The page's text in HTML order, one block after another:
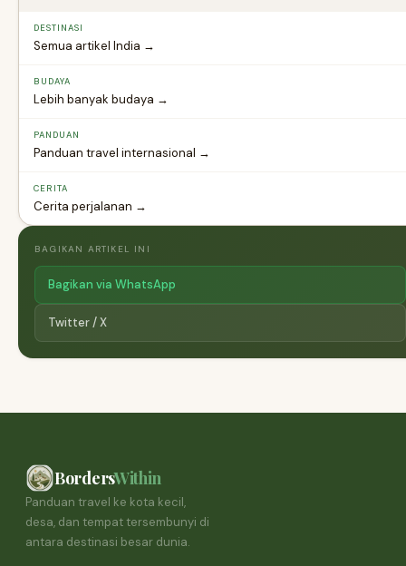
DESTINASI
Semua artikel India →
BUDAYA
Lebih banyak budaya →
PANDUAN
Panduan travel internasional →
CERITA
Cerita perjalanan →
BAGIKAN ARTIKEL INI
Bagikan via WhatsApp
Twitter / X
BordersWithin
Panduan travel ke kota kecil,
desa, dan tempat tersembunyi di
antara destinasi besar dunia.